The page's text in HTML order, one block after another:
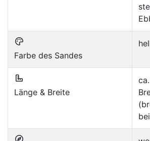
Farbe des Sandes
Länge & Breite